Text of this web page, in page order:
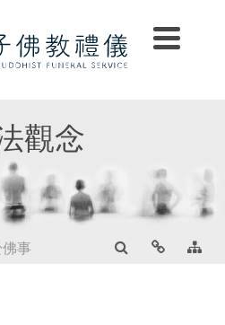
觀念
佛事